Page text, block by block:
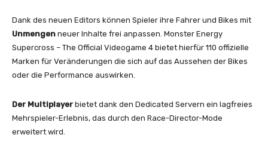
Dank des neuen Editors können Spieler ihre Fahrer und Bikes mit
Unmengen neuer Inhalte frei anpassen. Monster Energy
Supercross – The Official Videogame 4 bietet hierfür 110 offizielle
Marken für Veränderungen die sich auf das Aussehen der Bikes
oder die Performance auswirken.
Der Multiplayer bietet dank den Dedicated Servern ein lagfreies
Mehrspieler-Erlebnis, das durch den Race-Director-Mode
erweitert wird.